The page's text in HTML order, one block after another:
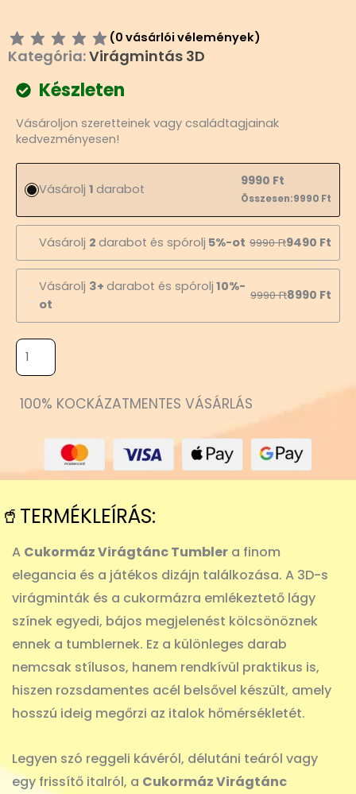
(0 vásárlói vélemények)
Kategória:Virágmintás 3D
Készleten
Vásároljon szeretteinek vagy családtagjainak
kedvezményesen!
Vásárolj 1 darabot
9990 Ft
Összesen:9990 Ft
Vásárolj 2 darabot és spórolj 5%-ot 9990Ft9490 Ft
Vásárolj 3+ darabot és spórolj 10%-
ot
9990Ft8990 Ft
Virágtánc
Tumbler
mennyiség
100% KOCKÁZATMENTES VÁSÁRLÁS
🥤TERMÉKLEÍRÁS:
A Cukormáz Virágtánc Tumbler a finom
elegancia és a játékos dizájn találkozása. A 3D-s
virágminták és a cukormázra emlékeztető lágy
színek egyedi, bájos megjelenést kölcsönöznek
ennek a tumblernek. Ez a különleges darab
nemcsak stílusos, hanem rendkívül praktikus is,
hiszen rozsdamentes acél belsővel készült, amely
hosszú ideig megőrzi az italok hőmérsékletét.
Legyen szó reggeli kávéról, délutáni teáról vagy
egy frissítő italról, a Cukormáz Virágtánc